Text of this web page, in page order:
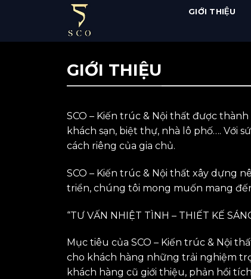
GIỚI THIỆU
GIỚI THIỆU
SCO – Kiến trúc & Nội thất được
khách sạn, biệt thự, nhà lô phố…. Với
cách riêng của gia chủ.
SCO – Kiến trúc & Nội thất xây dựng
triển, chúng tôi mong muốn mang
“TƯ VẤN NHIỆT TÌNH – THIẾT KẾ
Mục tiêu của SCO – Kiến trúc & Nội
cho khách hàng những trải nghiệm
khách hàng cũ giới thiệu, phản hồi